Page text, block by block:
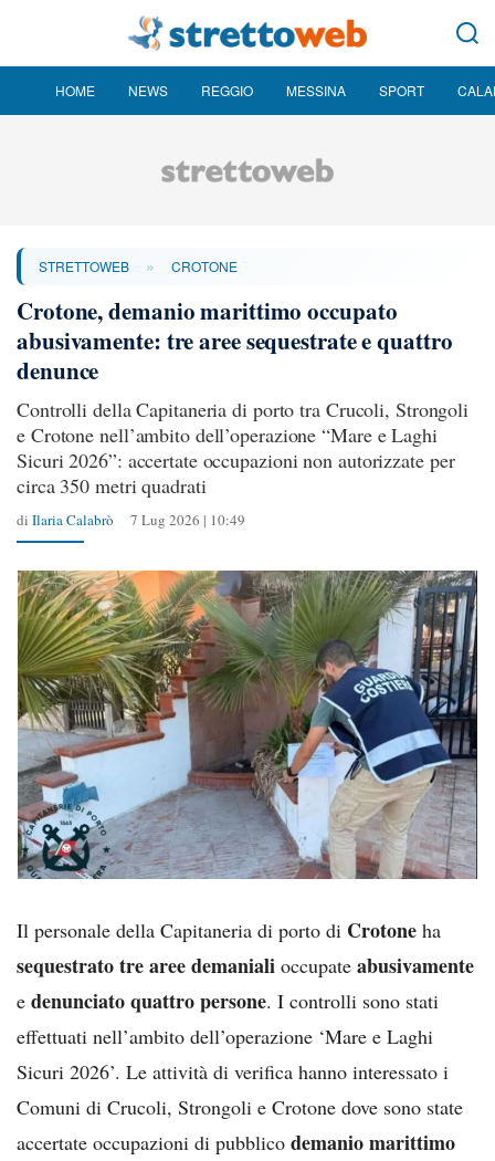
HOME NEWS REGGIO MESSINA SPORT
STRETTOWEB » CROTONE
Crotone, demanio marittimo occupato
abusivamente: tre aree sequestrate e quattro
denunce
Controlli della Capitaneria di porto tra Crucoli, Strongoli
e Crotone nell’ambito dell’operazione “Mare e Laghi
Sicuri 2026”: accertate occupazioni non autorizzate per
circa 350 metri quadrati
di Ilaria Calabrò 7 Lug 2026 | 10:49
Il personale della Capitaneria di porto di Crotone ha
sequestratotre aree demaniali occupate abusivamente
e denunciatoquattro persone. I controlli sono stati
effettuati nell’ambito dell’operazione ‘Mare e Laghi
Sicuri 2026’. Le attività di verifica hanno interessato i
Comuni di Crucoli, Strongoli e Crotone dove sono state
accertate occupazioni di pubblico demanio marittimo